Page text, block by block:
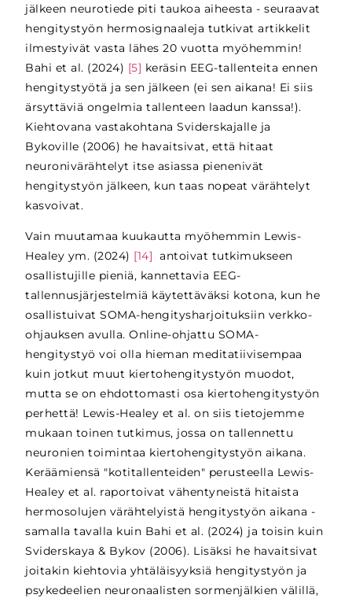
jälkeen neurotiede piti taukoa aiheesta - seuraavat
hengitystyön hermosignaaleja tutkivat artikkelit
ilmestyivät vasta lähes 20 vuotta myöhemmin!
Bahi et al. (2024) [5] keräsin EEG-tallenteita ennen
hengitystyötä ja sen jälkeen (ei sen aikana! Ei siis
ärsyttäviä ongelmia tallenteen laadun kanssa!).
Kiehtovana vastakohtana Sviderskajalle ja
Bykoville (2006) he havaitsivat, että hitaat
neuronivärähtelyt itse asiassa pienenivät
hengitystyön jälkeen, kun taas nopeat värähtelyt
kasvoivat.
Vain muutamaa kuukautta myöhemmin Lewis-
Healey ym. (2024) [14] antoivat tutkimukseen
osallistujille pieniä, kannettavia EEG-
tallennusjärjestelmiä käytettäväksi kotona, kun he
osallistuivat SOMA-hengitysharjoituksiin verkko-
ohjauksen avulla. Online-ohjattu SOMA-
hengitystyö voi olla hieman meditatiivisempaa
kuin jotkut muut kiertohengitystyön muodot,
mutta se on ehdottomasti osa kiertohengitystyön
perhettä! Lewis-Healey et al. on siis tietojemme
mukaan toinen tutkimus, jossa on tallennettu
neuronien toimintaa kiertohengitystyön aikana.
Keräämiensä "kotitallenteiden" perusteella Lewis-
Healey et al. raportoivat vähentyneistä hitaista
hermosolujen värähtelyistä hengitystyön aikana -
samalla tavalla kuin Bahi et al. (2024) ja toisin kuin
Sviderskaya & Bykov (2006). Lisäksi he havaitsivat
joitakin kiehtovia yhtäläisyyksiä hengitystyön ja
psykedeelien neuronaalisten sormenjälkien välillä,